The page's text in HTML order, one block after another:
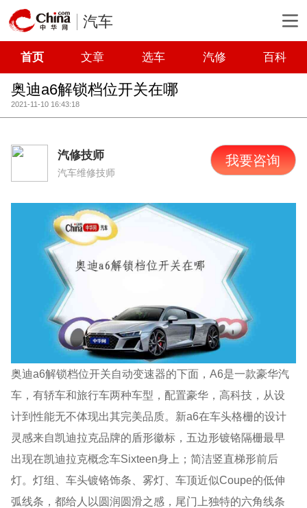
汽车
首页 文章 选车 汽修 百科
奥迪a6解锁档位开关在哪
2021-11-10 16:43:18
汽修技师
汽车维修技师
我要咨询
奥迪a6解锁档位开关自动变速器的下面，A6是一款豪华汽
车，有轿车和旅行车两种车型，配置豪华，高科技，从设
计到性能无不体现出其完美品质。新a6在车头格栅的设计
灵感来自凯迪拉克品牌的盾形徽标，五边形镀铬隔栅最早
出现在凯迪拉克概念车Sixteen身上；简洁竖直梯形前后
灯。灯组、车头镀铬饰条、雾灯、车顶近似Coupe的低伸
弧线条，都给人以圆润圆滑之感，尾门上独特的六角线条